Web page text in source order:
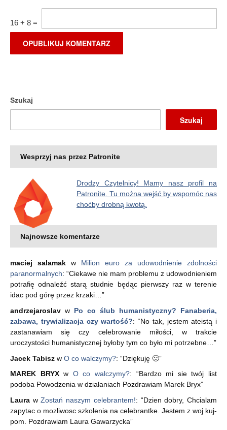
16 + 8 =
Szukaj
Szukaj
Wesprzyj nas przez Patronite
Drodzy Czytelnicy! Mamy nasz profil na
Patronite. Tu można wejść by wspomóc nas
choćby drobną kwotą.
Najnowsze komentarze
maciej salamak w Milion euro za udowodnienie zdolności
paranormalnych: “Ciekawe nie mam problemu z udowodnieniem
potrafię odnaleźć starą studnie będąc pierwszy raz w terenie
idac pod górę przez krzaki… ”
andrzejaroslav w Po co ślub humanistyczny? Fanaberia,
zabawa, trywializacja czy wartość?: “No tak, jestem ateistą i
zastanawiam się czy celebrowanie miłości, w trakcie
uroczystości humanistycznej byłoby tym co było mi potrzebne… ”
Jacek Tabisz w O co walczymy?: “Dziękuję 🙂”
MAREK BRYXw O co walczymy?: “Bardzo mi sie twój list
podoba Powodzenia w działaniach Pozdrawiam Marek Bryx”
Laura wZostań naszym celebrantem!: “Dzien dobry, Chcialam
zapytac o mozliwosc szkolenia na celebrantke. Jestem z woj kuj-
pom. Pozdrawiam Laura Gawarzycka”